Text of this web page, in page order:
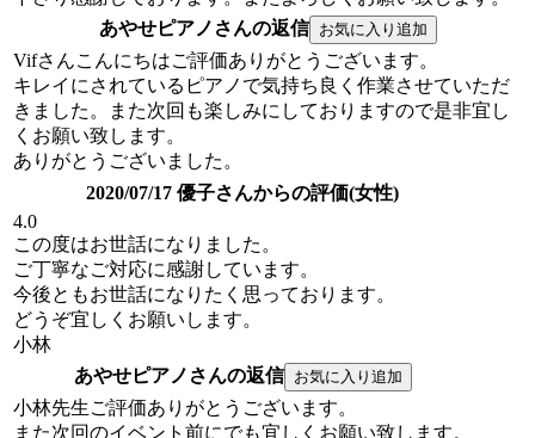
あやせピアノさんの返信
Vifさんこんにちはご評価ありがとうございます。
キレイにされているピアノで気持ち良く作業させていただ
きました。また次回も楽しみにしておりますので是非宜し
くお願い致します。
ありがとうございました。
2020/07/17 優子さんからの評価(女性)
4.0
この度はお世話になりました。
ご丁寧なご対応に感謝しています。
今後ともお世話になりたく思っております。
どうぞ宜しくお願いします。
小林
あやせピアノさんの返信
小林先生ご評価ありがとうございます。
また次回のイベント前にでも宜しくお願い致します。